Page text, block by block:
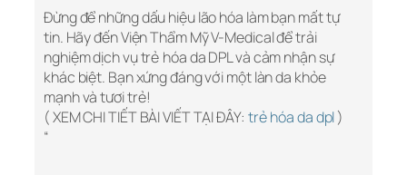
Đừng để những dấu hiệu lão hóa làm bạn mất tự
tin. Hãy đến Viện Thẩm Mỹ V-Medical để trải
nghiệm dịch vụ trẻ hóa da DPL và cảm nhận sự
khác biệt. Bạn xứng đáng với một làn da khỏe
mạnh và tươi trẻ!
( XEM CHI TIẾT BÀI VIẾT TẠI ĐÂY: trẻ hóa da dpl)
“